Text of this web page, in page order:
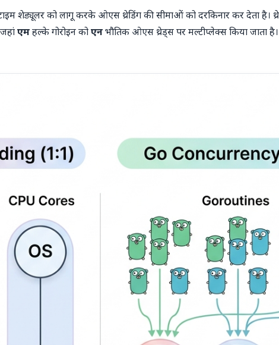
शेड्यूलर को लागू करके ओएस थ्रेडिंग की सीमाओं को दरकिनार कर देता है।
एम हल्के गोरोइन को एन भौतिक ओएस थ्रेड्स पर मल्टीप्लेक्स किया जाता है।